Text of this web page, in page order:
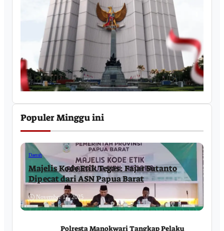
Populer Minggu ini
Daerah
Majelis Kode Etik Tegas: Fajar Sutanto
Dipecat dari ASN Papua Barat
November 12, 2025
Polresta Manokwari Tangkap Pelaku